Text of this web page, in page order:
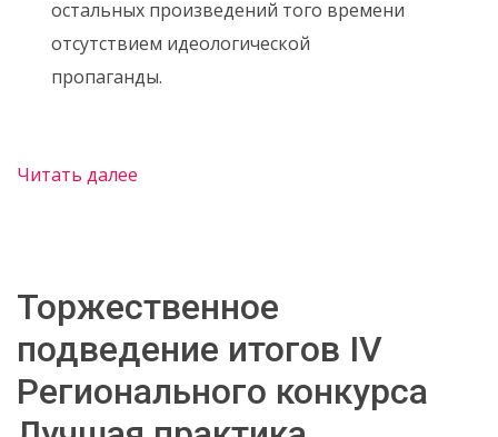
остальных произведений того времени
отсутствием идеологической
пропаганды.
Читать далее
Торжественное
подведение итогов IV
Регионального конкурса